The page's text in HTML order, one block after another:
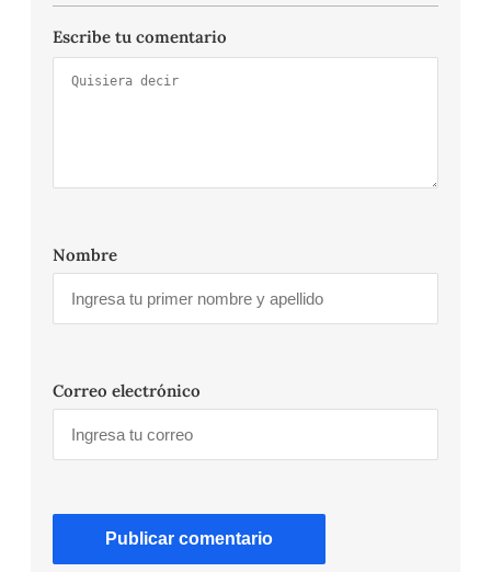
Escribe tu comentario
Nombre
Correo electrónico